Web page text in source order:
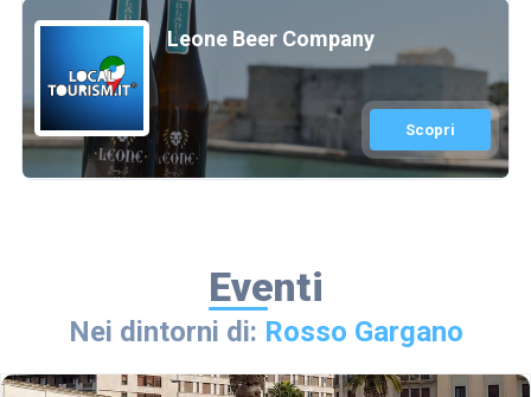
Leone Beer Company
Scopri
Eventi
Nei dintorni di: Rosso Gargano